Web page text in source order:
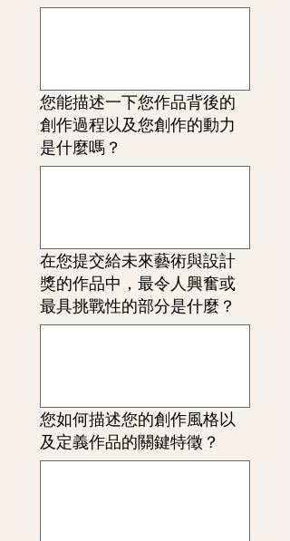
您能描述一下您作品背後的
創作過程以及您創作的動力
是什麼嗎？
在您提交給未來藝術與設計
獎的作品中，最令人興奮或
最具挑戰性的部分是什麼？
您如何描述您的創作風格以
及定義作品的關鍵特徵？